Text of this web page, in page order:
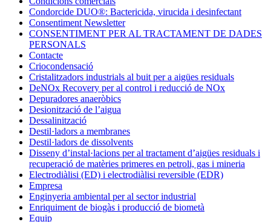
Condorcide DUO®: Bactericida, virucida i desinfectant
Consentiment Newsletter
CONSENTIMENT PER AL TRACTAMENT DE DADES
PERSONALS
Contacte
Criocondensació
Cristalitzadors industrials al buit per a aigües residuals
DeNOx Recovery per al control i reducció de NOx
Depuradores anaeròbics
Desionització de l’aigua
Dessalinització
Destil·ladors a membranes
Destil·ladors de dissolvents
Disseny d’instal·lacions per al tractament d’aigües residuals i
recuperació de matèries primeres en petroli, gas i mineria
Electrodiàlisi (ED) i electrodiàlisi reversible (EDR)
Empresa
Enginyeria ambiental per al sector industrial
Enriquiment de biogàs i producció de biometà
Equip